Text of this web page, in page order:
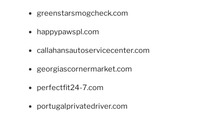
greenstarsmogcheck.com
happypawspl.com
callahansautoservicecenter.com
georgiascornermarket.com
perfectfit24-7.com
portugalprivatedriver.com